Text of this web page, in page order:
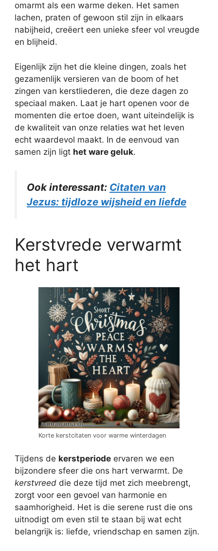
omarmt als een warme deken. Het samen
lachen, praten of gewoon stil zijn in elkaars
nabijheid, creëert een unieke sfeer vol vreugde
en blijheid.
Eigenlijk zijn het die kleine dingen, zoals het
gezamenlijk versieren van de boom of het
zingen van kerstliederen, die deze dagen zo
speciaal maken. Laat je hart openen voor de
momenten die ertoe doen, want uiteindelijk is
de kwaliteit van onze relaties wat het leven
echt waardevol maakt. In de eenvoud van
samen zijn ligt het ware geluk.
Ook interessant: Citaten van
Jezus: tijdloze wijsheid en liefde
Kerstvrede verwarmt
het hart
Korte kerstcitaten voor warme winterdagen
Tijdens de kerstperiode ervaren we een
bijzondere sfeer die ons hart verwarmt. De
kerstvreed die deze tijd met zich meebrengt,
zorgt voor een gevoel van harmonie en
saamhorigheid. Het is die serene rust die ons
uitnodigt om even stil te staan bij wat echt
belangrijk is: liefde, vriendschap en samen zijn.